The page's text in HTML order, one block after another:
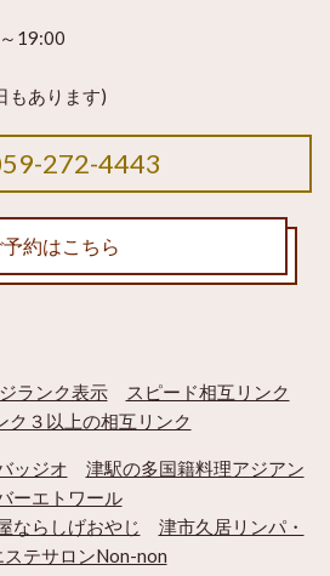
19:00
もあります)
272-4443
予約はこちら
ランク表示
スピード相互リンク
ク３以上の相互リンク
ッジオ
津駅の多国籍料理アジアン
ーエトワール
ならしげおやじ
津市久居リンパ・
ステサロンNon-non